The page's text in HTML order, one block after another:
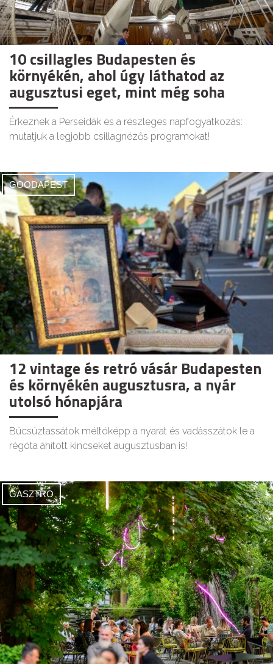
10 csillagles Budapesten és
környékén, ahol úgy láthatod az
augusztusi eget, mint még soha
Érkeznek a Perseidák és a részleges napfogyatkozás:
mutatjuk a legjobb csillagnézős programokat!
GOODAPEST
12 vintage és retró vásár Budapesten
és környékén augusztusra, a nyár
utolsó hónapjára
Búcsúztassátok méltóképp a nyarat és vadásszátok le a
régóta áhított kincseket augusztusban is!
GASZTRO